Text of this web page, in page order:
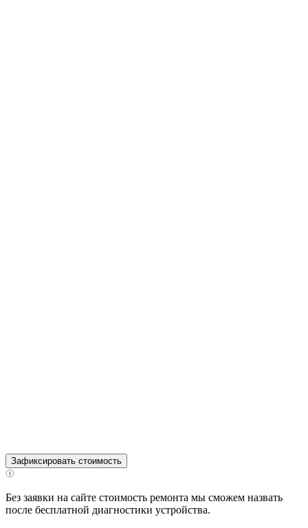
Зафиксировать стоимость
Без заявки на сайте стоимость ремонта мы сможем назвать
после бесплатной диагностики устройства.